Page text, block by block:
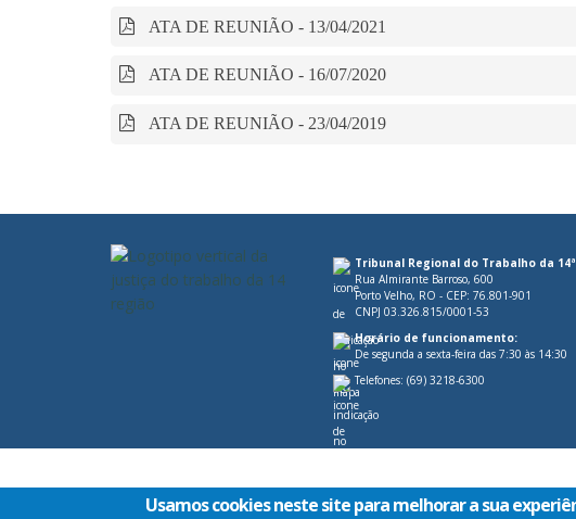
ATA DE REUNIÃO - 13/04/2021
ATA DE REUNIÃO - 16/07/2020
ATA DE REUNIÃO - 23/04/2019
Tribunal Regional do Trabalho da
Rua Almirante Barroso, 600
Porto Velho, RO - CEP: 76.801-901
CNPJ 03.326.815/0001-53
Horário de funcionamento:
De segunda a sexta-feira das 7:30 às 14:30
Telefones: (69) 3218-6300
Usamos cookies neste site para melhorar a sua